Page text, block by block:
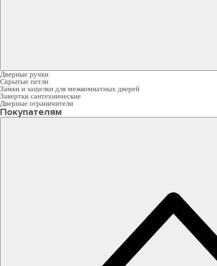
Дверные ручки
Скрытые петли
Замки и защелки для межкомнатных дверей
Завертки сантехнические
Дверные ограничители
Покупателям